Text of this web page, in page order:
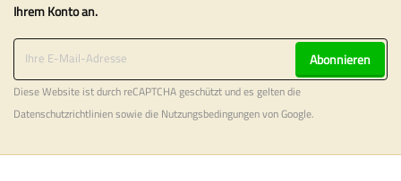
Ihrem Konto an.
Abonnieren
Diese Website ist durch reCAPTCHA geschützt und es gelten die
Datenschutzrichtliniensowie die Nutzungsbedingungenvon Google.